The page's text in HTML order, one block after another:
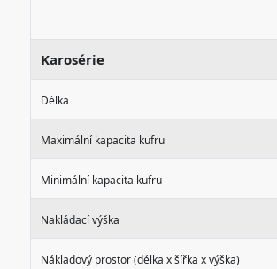
Karosérie
Délka
Maximální kapacita kufru
Minimální kapacita kufru
Nakládací výška
Nákladový prostor (délka x šířka x výška)